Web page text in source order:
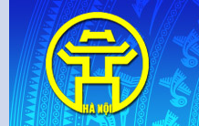
content